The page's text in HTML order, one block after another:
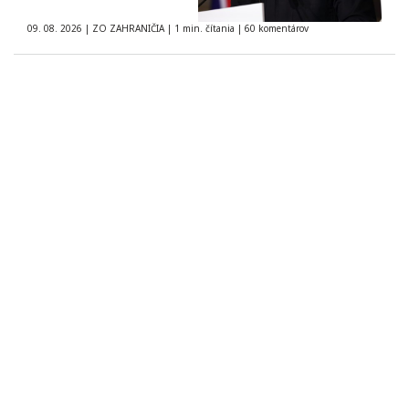
09. 08. 2026 | ZO ZAHRANIČIA | 1 min. čítania | 60 komentárov